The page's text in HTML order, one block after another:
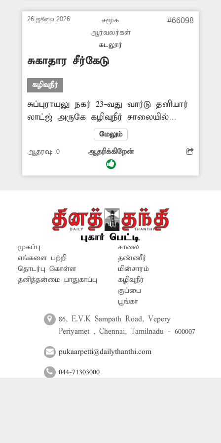
உள்ளது. மேலும் சுகாதார சீர்கேடு
ஏற்பட்டு நோய் பரவும் அபாயமும்
காணப்படுகிறது. எனவே அந்த சாக்கடை
கழிவுநீர் வழிந்தோடுவதை தடுக்க
அதிகாரிகள் ஆவன செய்ய வேண்டும்.
26 ஜூலை 2026
சமூக
ஆர்வலர்கள்
கடலூர்
#66098
சுகாதார சீர்கேடு
கழிவுநீர்
சுப்புராயலு நகர் 23-வது வார்டு தனியார்
லாட்ஜ் அருகே கழிவுநீர் சாலையில்
வழிந்தோடுகிறது. இதனால் கடும்
துர்நாற்றம் வீசுவதோடு, பல்வேறு
தொற்றுநோய்கள் பரவும் அபாயமும்
உருவாகியுள்ளது. இதன் காரணமாக
சிரமம் அடைந்து வருகின்றனர். இதை
தவிர்க்க அதிகாரிகள் உரிய நடடிக்கை
எடுக்க வேண்டும்.
மேலும்
ஆதரவு: 0 ஆதரிக்கிறேன்
முகப்பு
எங்களை பற்றி
தொடர்பு கொள்ள
தனித்தன்மை பாதுகாப்பு
சாலை
தண்ணீர்
மின்சாரம்
கழிவுநீர்
குப்பை
பூங்கா
86, E.V.K Sampath Road, Vepery
Periyamet , Chennai, Tamilnadu - 600007
pukaarpetti@dailythanthi.com
044-71303000